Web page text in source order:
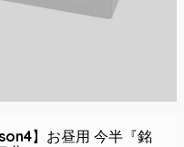
】お昼用 今半『銘